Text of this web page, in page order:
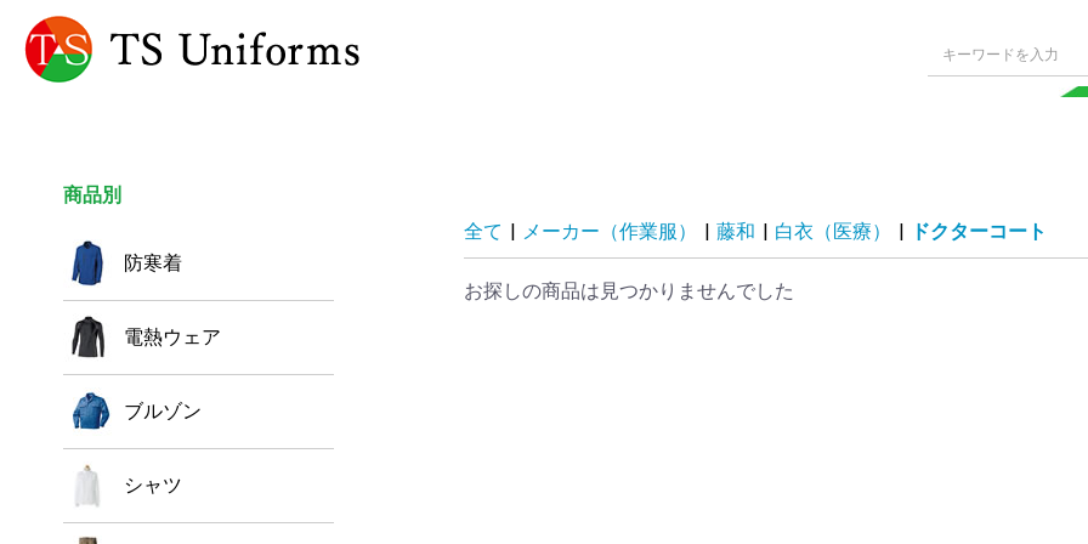
商品別
防寒着
電熱ウェア
ブルゾン
シャツ
全て | メーカー（作業服） | 藤和 | 白衣（医療） | ドクターコート
お探しの商品は見つかりませんでした